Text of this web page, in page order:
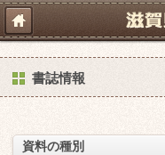
書誌情報
資料の種別